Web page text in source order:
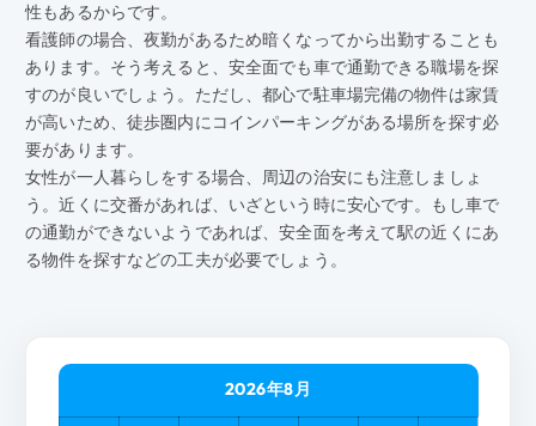
性もあるからです。
看護師の場合、夜勤があるため暗くなってから出勤することも
あります。そう考えると、安全面でも車で通勤できる職場を探
すのが良いでしょう。ただし、都心で駐車場完備の物件は家賃
が高いため、徒歩圏内にコインパーキングがある場所を探す必
要があります。
女性が一人暮らしをする場合、周辺の治安にも注意しましょ
う。近くに交番があれば、いざという時に安心です。もし車で
の通勤ができないようであれば、安全面を考えて駅の近くにあ
る物件を探すなどの工夫が必要でしょう。
2026年8月